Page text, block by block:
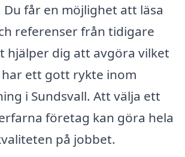
Du får en möjlighet att läsa
referenser från tidigare
hjälper dig att avgöra vilket
ett gott rykte inom
i Sundsvall. Att välja ett
företag kan göra hela
på jobbet.